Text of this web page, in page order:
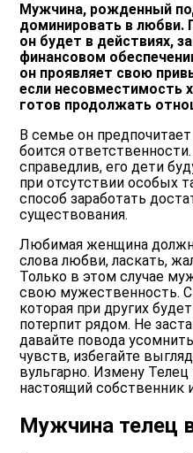
Мужчина, рожденный
доминировать в любви.
он будет в действиях,
финансовом
он проявляет свою
если несовместимость
готов продолжать
В семье он
боится
справедлив, его дети
при отсутствии особых
способ заработать
существования.
Любимая женщина
слова любви, ласкать,
Только в этом случае
свою мужественность.
которая при других
потерпит рядом. Не
давайте повода
чувств, избегайте
вульгарно. Измену
настоящий собственник
Мужчина телец